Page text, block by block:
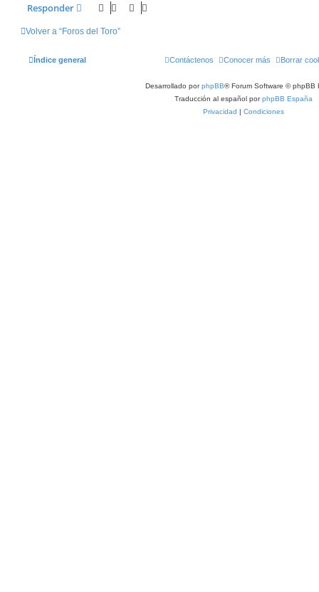
Responder
Volver a “Foros del Toro”
Índice general Borrar
Conocer más
Contáctenos
Desarrollado porphpBB® Forum Software © phpBB
Traducción al español porphpBB España
Privacidad | Condiciones